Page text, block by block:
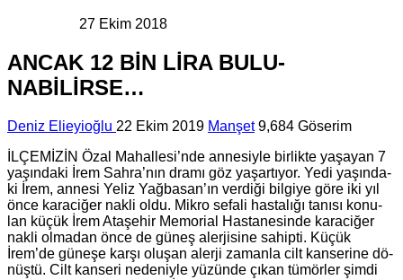
27 Ekim 2018
ANCAK 12 BİN LİRA BU­LU­
NABİLİRSE…
Deniz Elieyioğlu 22 Ekim 2019 Manşet 9,684 Göserim
İLÇEMİZİN Özal Ma­hal­le­si’nde an­ne­siy­le bir­lik­te ya­şa­yan 7
ya­şın­da­ki İrem Sahra’nın dramı göz ya­şar­tı­yor. Yedi ya­şın­da­
ki İrem, an­ne­si Yeliz Yağ­ba­san’ın ver­di­ği bil­gi­ye göre iki yıl
önce ka­ra­ci­ğer nakli oldu. Mikro se­fa­li has­ta­lı­ğı ta­nı­sı ko­nu­
lan küçük İrem Ata­şe­hir Me­mo­ri­al Has­ta­ne­sin­de ka­ra­ci­ğer
nakli ol­ma­dan önce de güneş aler­ji­si­ne sa­hip­ti. Küçük
İrem’de gü­ne­şe karşı olu­şan aler­ji za­man­la cilt kan­se­ri­ne dö­
nüş­tü. Cilt kan­se­ri ne­de­niy­le yü­zün­de çıkan tü­mör­ler şimdi